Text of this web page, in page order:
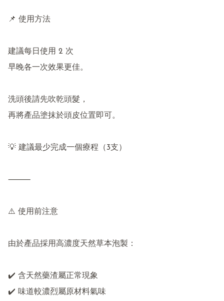
📌 使用方法
建議每日使用 2 次
早晚各一次效果更佳。
洗頭後請先吹乾頭髮，
再將產品塗抹於頭皮位置即可。
💡 建議最少完成一個療程（3支）
⸻
⚠️ 使用前注意
由於產品採用高濃度天然草本泡製：
✔️ 含天然藥渣屬正常現象
✔️ 味道較濃烈屬原材料氣味